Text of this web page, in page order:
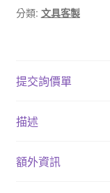
分類: 文具客製
提交詢價單
描述
額外資訊